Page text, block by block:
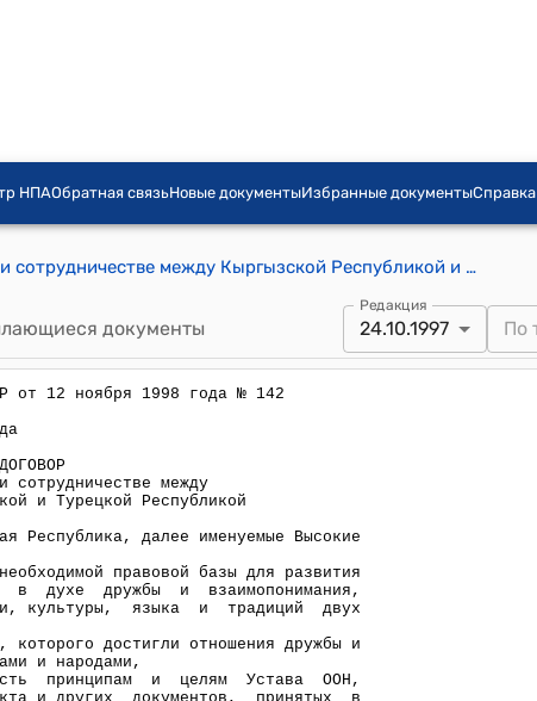
НПАОбратная связьНовые документыИзбранные документыСправка
Договор о вечной дружбе и сотрудничестве между Кыргызской Республикой и Турецкой Республикой от 24 октября 1997 года г.Анкара ( Ратифицирован Законом КР от 12 ноября 1998 года № 142)
документы
Редакция
24.10.1997